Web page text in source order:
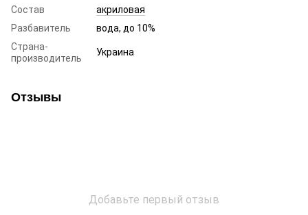
Состав
акриловая
Разбавитель
вода, до 10%
Страна-
производитель
Украина
Отзывы
Добавьте первый отзыв